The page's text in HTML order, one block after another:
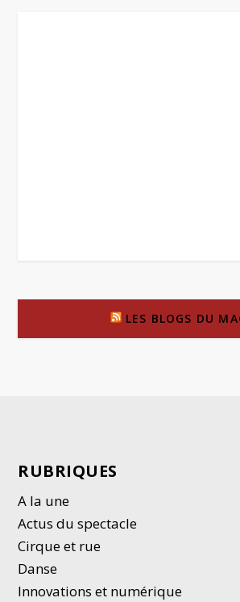
LES BLOGS DU
RUBRIQUES
A la une
Actus du spectacle
Cirque et rue
Danse
Innovations et numérique